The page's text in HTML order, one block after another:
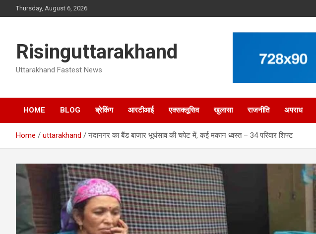
to
Thursday, August 6, 2026
Risinguttarakhand
Uttarakhand Fastest News
HOME BLOG ब्रेकिंग आरटीआई एक्सक्लूसिव खुलासा राजनीति अपराध
Home uttarakhand नंदानगर का बैंड बाजार भूधंसाव की चपेट में, कई मकान ध्वस्त – 34 परिवार शिफ्ट